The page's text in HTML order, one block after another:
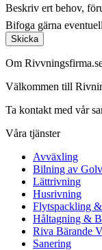
Beskriv ert behov,
Bifoga gärna
Skicka
Om
Välkommen till
Ta kontakt med vår
Våra tjänster
Avväxling
Bilning av Golv
Lättrivning
Husrivning
Flytspackling
Håltagning &
Riva Bärande
Sanering